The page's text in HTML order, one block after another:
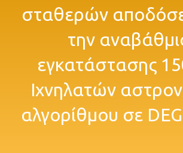
σταθερών
την
εγκατάστασης
Ιχνηλατών
αλγορίθμου σε